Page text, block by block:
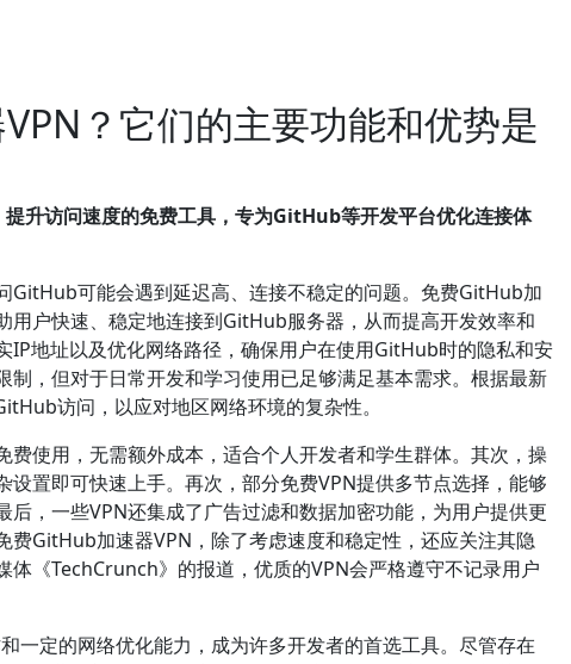
？它们的主要功能和优势是
升访问速度的免费工具，专为GitHub等开发平台优化连接体
GitHub可能会遇到延迟高、连接不稳定的问题。免费GitHub加
用户快速、稳定地连接到GitHub服务器，从而提高开发效率和
IP地址以及优化网络路径，确保用户在使用GitHub时的隐私和安
，但对于日常开发和学习使用已足够满足基本需求。根据最新
访问，以应对地区网络环境的复杂性。
使用，无需额外成本，适合个人开发者和学生群体。其次，操
置即可快速上手。再次，部分免费VPN提供多节点选择，能够
，一些VPN还集成了广告过滤和数据加密功能，为用户提供更
GitHub加速器VPN，除了考虑速度和稳定性，还应关注其隐
《TechCrunch》的报道，优质的VPN会严格遵守不记录用户
一定的网络优化能力，成为许多开发者的首选工具。尽管存在